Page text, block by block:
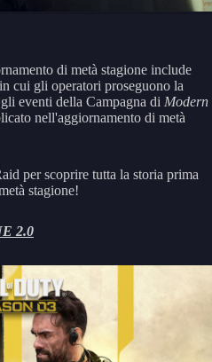
di metà stagione include
cui gli operatori proseguono la
eventi della Campagna di Modern
nell'aggiornamento di metà
per scoprire tutta la storia prima
stagione!
2.0